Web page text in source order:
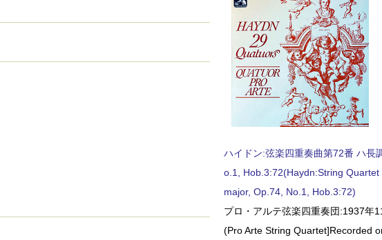
ハイドン:弦楽四重奏曲第72番 ハ長
o.1, Hob.3:72(Haydn:String Quartet
major, Op.74, No.1, Hob.3:72)
プロ・アルテ弦楽四重奏団:1937年
(Pro Arte String Quartet]Recorded